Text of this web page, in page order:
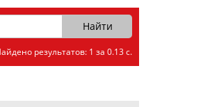
результатов: 1 за 0.13 с.